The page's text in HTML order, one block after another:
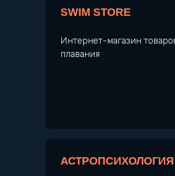
SWIM STORE
Интернет-магазин
плавания
АСТРОПСИХОЛОГИЯ